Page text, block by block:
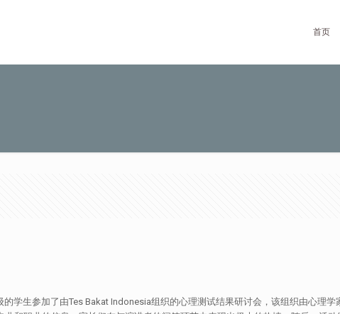
首页
学生参加了由Tes Bakat Indonesia组织的心理测试结果研讨会，该组织由心理